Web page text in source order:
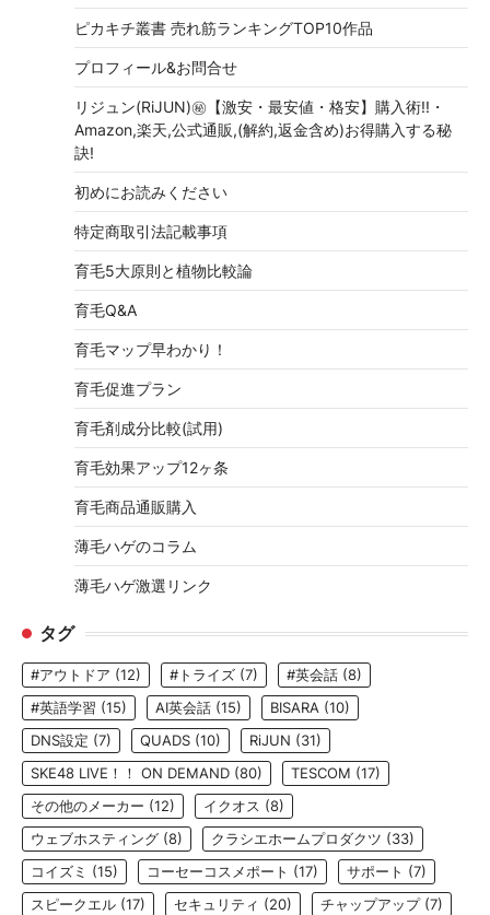
ピカキチ叢書 売れ筋ランキングTOP10作品
プロフィール&お問合せ
リジュン(RiJUN)㊙【激安・最安値・格安】購入術!!・
Amazon,楽天,公式通販,(解約,返金含め)お得購入する秘
訣!
初めにお読みください
特定商取引法記載事項
育毛5大原則と植物比較論
育毛Q&A
育毛マップ早わかり！
育毛促進プラン
育毛剤成分比較(試用)
育毛効果アップ12ヶ条
育毛商品通販購入
薄毛ハゲのコラム
薄毛ハゲ激選リンク
タグ
#アウトドア (12) #トライズ (7) #英会話 (8)
#英語学習 (15) AI英会話 (15) BISARA (10)
DNS設定 (7) QUADS (10) RiJUN (31)
SKE48 LIVE！！ ON DEMAND (80) TESCOM (17)
その他のメーカー (12) イクオス (8)
ウェブホスティング (8) クラシエホームプロダクツ (33)
コイズミ (15) コーセーコスメポート (17) サポート (7)
スピークエル (17) セキュリティ (20) チャップアップ(7)